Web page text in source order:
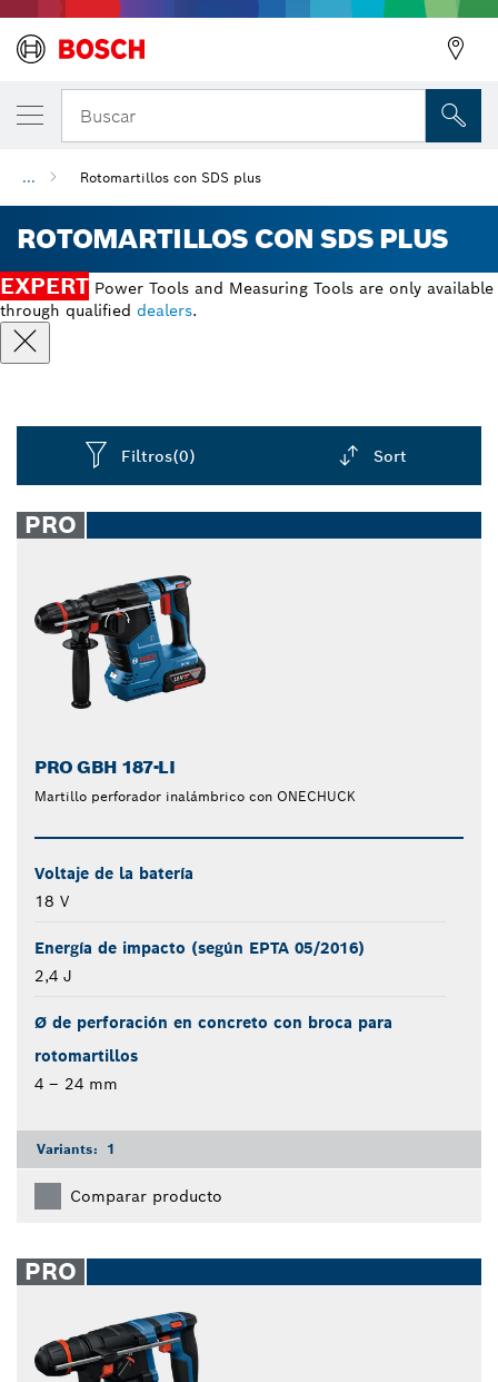
Buscar
... Rotomartillos con SDS plus
ROTOMARTILLOS CON SDS PLUS
EXPERT Power Tools and Measuring Tools are only available
through qualified dealers.
Filtros(0) Sort
closed
PRO
PRO GBH 187-LI
Martillo perforador inalámbrico con ONECHUCK
Voltaje de la batería
18 V
Energía de impacto (según EPTA 05/2016)
2,4 J
Ø de perforación en concreto con broca para
rotomartillos
4 – 24 mm
Variants: 1
Comparar producto
PRO